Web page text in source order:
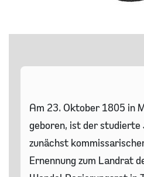
Am 23. Oktober 1805 in
geboren, ist der
zunächst
Ernennung zum Landrat